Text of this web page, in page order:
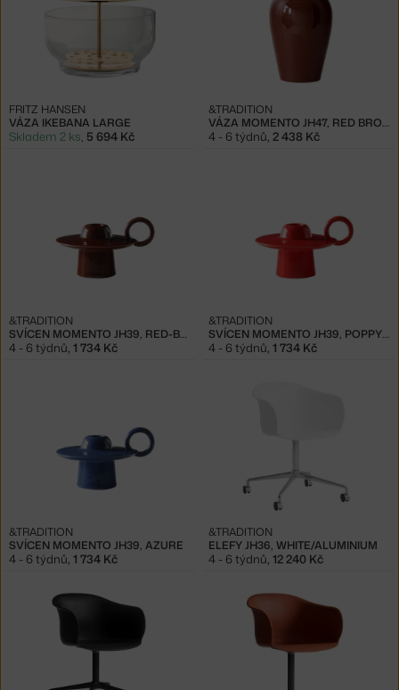
VÁZA IKEBANA LARGE
FRITZ HANSEN
Skladem 2 ks, 5 694 Kč
VÁZA MOMENTO JH47, RED BROWN
&TRADITION
4 - 6 týdnů, 2 438 Kč
SVÍCEN MOMENTO JH39, RED-BROWN
&TRADITION
4 - 6 týdnů, 1 734 Kč
SVÍCEN MOMENTO JH39, POPPY RED
&TRADITION
4 - 6 týdnů, 1 734 Kč
SVÍCEN MOMENTO JH39, AZURE
&TRADITION
4 - 6 týdnů, 1 734 Kč
ELEFY JH36, WHITE/ALUMINIUM
&TRADITION
4 - 6 týdnů, 12 240 Kč